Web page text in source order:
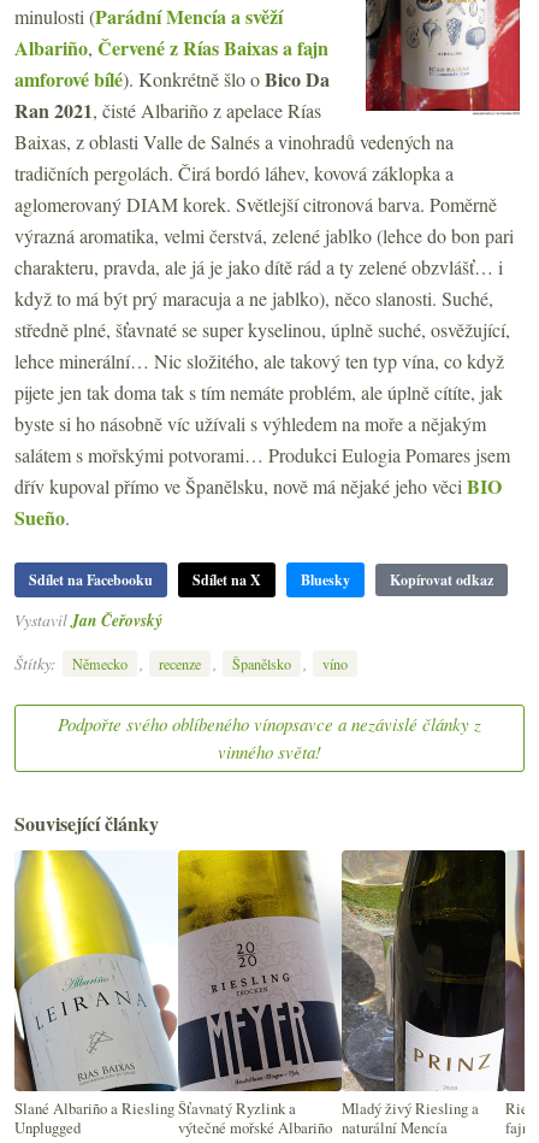
minulosti (Parádní Mencía a svěží
Albariño, Červené z Rías Baixas a fajn
amforové bílé). Konkrétně šlo oBico Da
Ran 2021, čisté Albariño z apelace Rías
Baixas, z oblasti Valle de Salnés a vinohradů vedených na
tradičních pergolách. Čirá bordó láhev, kovová záklopka a
aglomerovaný DIAM korek. Světlejší citronová barva. Poměrně
výrazná aromatika, velmi čerstvá, zelené jablko (lehce do bon pari
charakteru, pravda, ale já je jako dítě rád a ty zelené obzvlášť… i
když to má být prý maracuja a ne jablko), něco slanosti. Suché,
středně plné, šťavnaté se super kyselinou, úplně suché, osvěžující,
lehce minerální… Nic složitého, ale takový ten typ vína, co když
pijete jen tak doma tak s tím nemáte problém, ale úplně cítíte, jak
byste si ho násobně víc užívali s výhledem na moře a nějakým
salátem s mořskými potvorami… Produkci Eulogia Pomares jsem
dřív kupoval přímo ve Španělsku, nově má nějaké jeho věci BIO
Sueño.
Sdílet na Facebooku Sdílet na X Bluesky Kopírovat odkaz
Vystavil Jan Čeřovský
Štítky:
Německo , recenze , Španělsko , víno
Podpořte svého oblíbeného vínopsavce a nezávislé články z
vinného světa!
Související články
Slané Albariño a Riesling
Unplugged
Šťavnatý Ryzlink a
výtečné mořské Albariño
Mladý živý Riesling a
naturální Mencía